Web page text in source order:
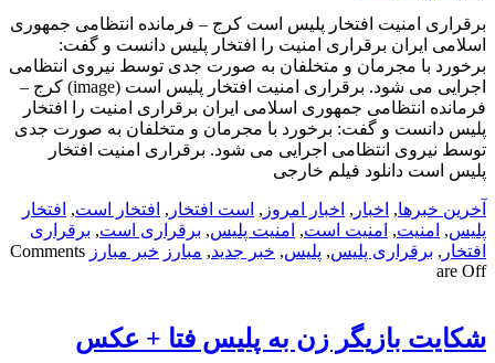
برقراری امنیت افتخار پلیس است کرج – فرمانده انتظامی جمهوری
اسلامی ایران برقراری امنیت را افتخار پلیس دانست و گفت:
برخورد با مجرمان و متخلفان به صورت جدی توسط نیروی انتظامی
اجرایی می شود. برقراری امنیت افتخار پلیس است (image) کرج –
فرمانده انتظامی جمهوری اسلامی ایران برقراری امنیت را افتخار
پلیس دانست و گفت: برخورد با مجرمان و متخلفان به صورت جدی
توسط نیروی انتظامی اجرایی می شود. برقراری امنیت افتخار
پلیس است دانلود فیلم خارجی
آخرین خبرها, اخبار , اخبار امروز , است افتخار , افتخار است, افتخار
پلیس, امنیت, امنیت است, امنیت پلیس, برقراری است, برقراری
افتخار , برقراری پلیس, پلیس, خبر جدید, مبارز خبر مبارز Comments
are Off
شکایت بازیگر زن به پلیس فتا + عکس